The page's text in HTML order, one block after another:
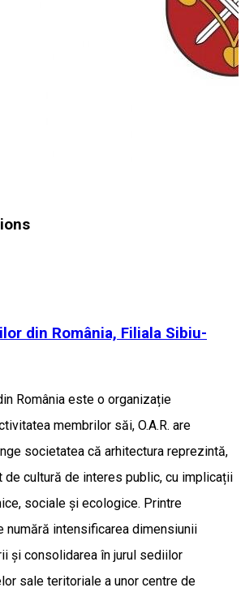
din România, Filiala Sibiu-
România este o organizație
membrilor săi, O.A.R. are
societatea că arhitectura reprezintă,
de cultură de interes public, cu implicații
sociale și ecologice. Printre
numără intensificarea dimensiunii
și consolidarea în jurul sediilor
sale teritoriale a unor centre de